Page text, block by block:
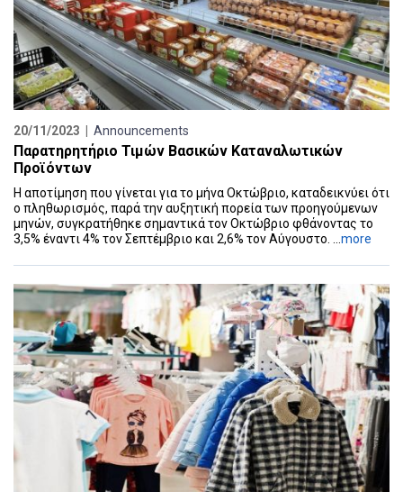
20/11/2023 | Announcements
Παρατηρητήριο Τιμών Βασικών Καταναλωτικών
Προϊόντων
Η αποτίμηση που γίνεται για το μήνα Οκτώβριο, καταδεικνύει ότι
ο πληθωρισμός, παρά την αυξητική πορεία των προηγούμενων
μηνών, συγκρατήθηκε σημαντικά τον Οκτώβριο φθάνοντας το
3,5% έναντι 4% τον Σεπτέμβριο και 2,6% τον Αύγουστο. ...more